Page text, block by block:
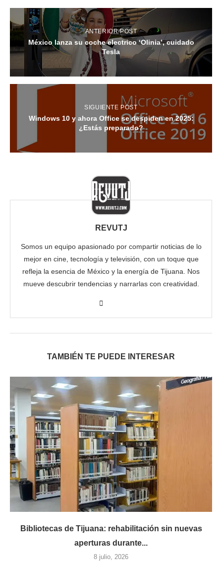
ANTERIOR POST
México lanza su coche electrico ‘Olinia’, cuidado
Tesla
SIGUIENTE POST
Windows 10 y ahora Office se despiden en 2025:
¿Estás preparado?
REVUTJ
Somos un equipo apasionado por compartir noticias de lo
mejor en cine, tecnología y televisión, con un toque que
refleja la esencia de México y la energía de Tijuana. Nos
mueve descubrir tendencias y narrarlas con creatividad.
TAMBIÉN TE PUEDE INTERESAR
Bibliotecas de Tijuana: rehabilitación sin nuevas
aperturas durante...
8 julio, 2026